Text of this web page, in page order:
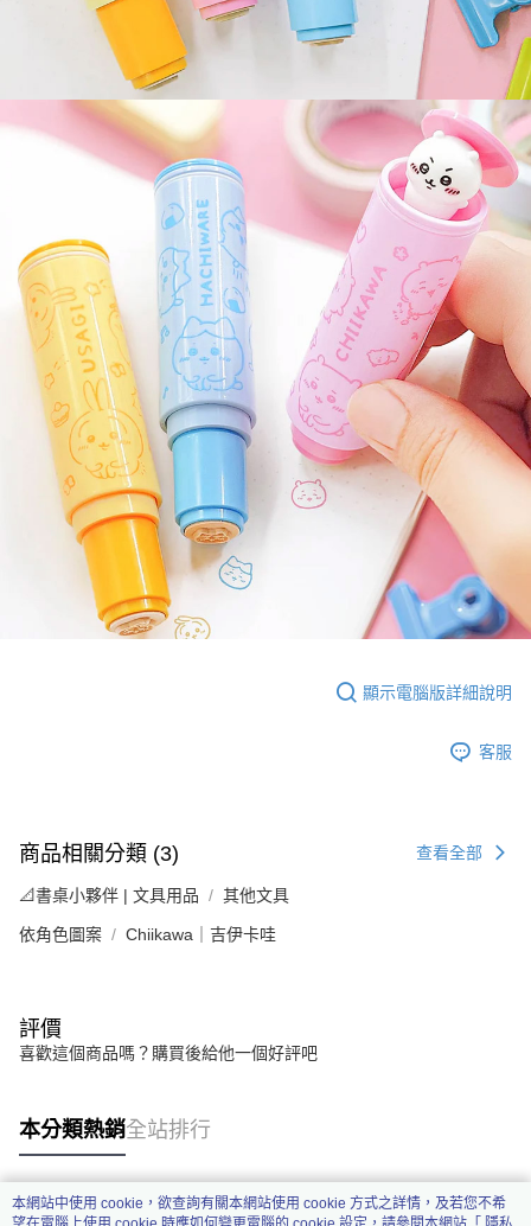
顯示電腦版詳細說明
客服
商品相關分類 (3) 查看全部
📐書桌小夥伴 | 文具用品 其他文具
依角色圖案 Chiikawa｜吉伊卡哇
評價
喜歡這個商品嗎？購買後給他一個好評吧
本分類熱銷全站排行
本網站中使用 cookie，欲查詢有關本網站使用 cookie 方式之詳情，及若您不希